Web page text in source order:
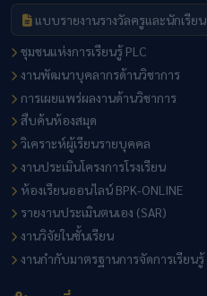
แบบรายงานรางวัลครูและนักเรียน
ชุมชนแห่งการเรียนรู้ PLC
งานพัฒนาบุคลากรด้านวิชาการ
การเผยแพร่ผลงานด้านวิชาการ
สืบค้นห้องสมุด
วิเคราะห์ผู้เรียนรายบุคคล
งานประเมินโครงการโรงเรียน
ห้องเรียนออนไลน์ BPK-ONLINE
รายงานประเมินตนเอง (SAR)
งานวิจัยในชั้นเรียน
งานกำกับมาตรฐานการจัดการเรียนรู้